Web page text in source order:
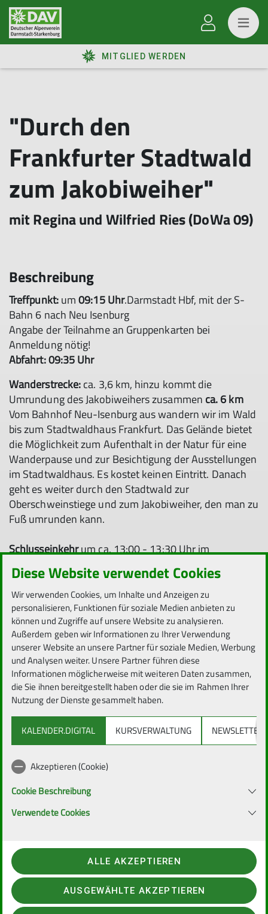
MITGLIED WERDEN
"Durch den
Frankfurter Stadtwald
zum Jakobiweiher"
mit Regina und Wilfried Ries (DoWa 09)
Beschreibung
Treffpunkt:um09:15 Uhr.Darmstadt Hbf, mit der S-
Bahn 6 nach Neu Isenburg
Angabe der Teilnahme an Gruppenkarten bei
Anmeldung nötig!
Abfahrt:09:35 Uhr
Wanderstrecke:ca. 3,6 km, hinzu kommt die
Umrundung des Jakobiweihers zusammen ca. 6 km
Vom Bahnhof Neu-Isenburg aus wandern wir im Wald
bis zum Stadtwaldhaus Frankfurt. Das Gelände bietet
die Möglichkeit zum Aufenthalt in der Natur für eine
Wanderpause und zur Besichtigung der Ausstellungen
im Stadtwaldhaus. Es kostet keinen Eintritt. Danach
geht es weiter durch den Stadtwald zur
Oberschweinstiege und zum Jakobiweiher, den man zu
Fuß umrunden kann.
Schlusseinkehrum ca. 13:00 - 13:30 Uhr im
gemütlichen Wintergarten der Oberschweinstiege,
Oberschweinstiegschneise 65, 60598 Frankfurt a.M.,
Tel. 069/697693710. Nach dem Essen gehen wir zur
Straßenbahn-Haltestelle und fahren nach Louisa. Hier
steigen wir aus und fahren mit der S-Bahn 6 zurück
nach Darmstadt Hauptbahnhof.
Anmeldungbis 23. September bei Astrid Lücker unter
E-Mail: luecker1a@gmail.com.
Zu einer ein- bis zweimaligen Schnupperteilnahme
können Gäste gegen eine Aufwandsentschädigung
von 5 € mit wandern; zur weiteren Teilnahme sollten
sie sich für eine Mitgliedschaft entscheiden. Am
Haftungsausschlusserklärung unterschreiben werden.
Kontakt am Wandertag: Astrid Lücker mobil 0176-
29276856
Diese Website verwendet Cookies
Wir verwenden Cookies, um Inhalte und Anzeigen zu
personalisieren, Funktionen für soziale Medien anbieten zu
können und Zugriffe auf unsere Website zu analysieren.
Außerdem geben wir Informationen zu Ihrer Verwendung
unserer Website an unsere Partner für soziale Medien, Werbung
und Analysen weiter. Unsere Partner führen diese
Informationen möglicherweise mit weiteren Daten zusammen,
die Sie ihnen bereitgestellt haben oder die sie im Rahmen Ihrer
Nutzung der Dienste gesammelt haben.
KALENDER.DIGITAL KURSVERWALTUNG NEWSLETTER
Akzeptieren (Cookie)
Cookie Beschreibung
Verwendete Cookies
ALLE AKZEPTIEREN
AUSGEWÄHLTE AKZEPTIEREN